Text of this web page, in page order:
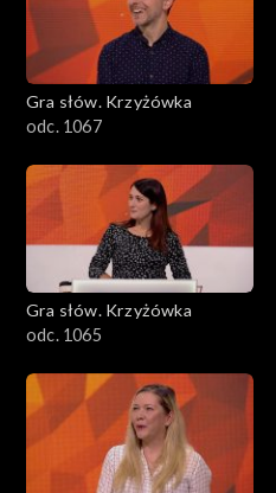
Gra słów. Krzyżówka
odc. 1067
Gra słów. Krzyżówka
odc. 1065